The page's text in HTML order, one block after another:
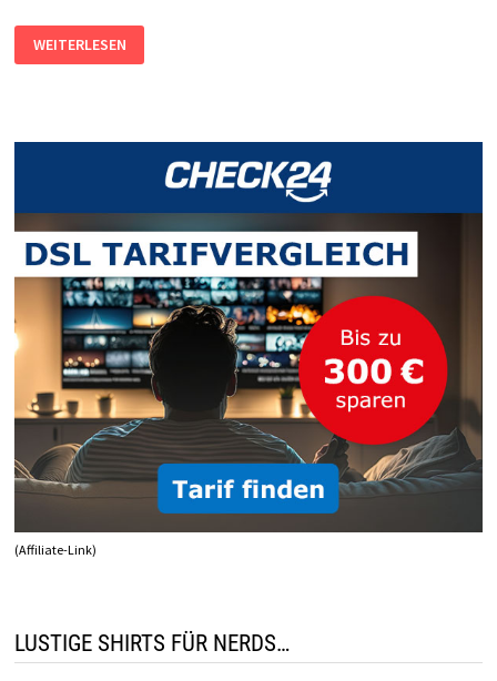
ADOBE
PREMIERE
UND
KOMPILIEREN
WEITERLESEN
(Affiliate-Link)
LUSTIGE SHIRTS FÜR NERDS…